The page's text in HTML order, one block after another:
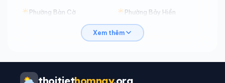
Phường Bàn Cờ Phường Bảy Hiền
Phường Bến Thành
Phường Bình Dương
Xem thêm